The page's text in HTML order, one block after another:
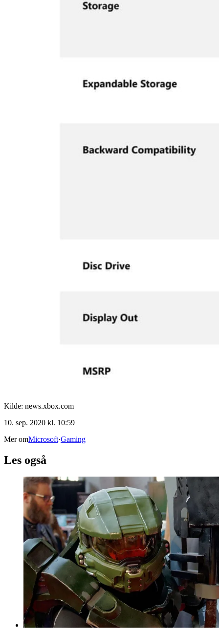
Kilde: news.xbox.com
10. sep. 2020 kl. 10:59
Mer omMicrosoft·Gaming
Les også